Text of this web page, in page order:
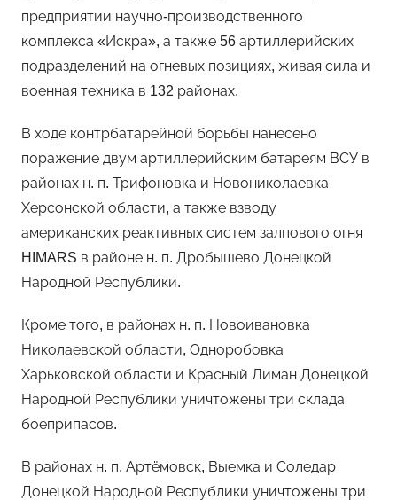
предприятии научно-производственного
комплекса «Искра», а также 56 артиллерийских
подразделений на огневых позициях, живая сила и
военная техника в 132 районах.
В ходе контрбатарейной борьбы нанесено
поражение двум артиллерийским батареям ВСУ в
районах н. п. Трифоновка и Новониколаевка
Херсонской области, а также взводу
американских реактивных систем залпового огня
HIMARS в районе н. п. Дробышево Донецкой
Народной Республики.
Кроме того, в районах н. п. Новоивановка
Николаевской области, Одноробовка
Харьковской области и Красный Лиман Донецкой
Народной Республики уничтожены три склада
боеприпасов.
В районах н. п. Артёмовск, Выемка и Соледар
Донецкой Народной Республики уничтожены три